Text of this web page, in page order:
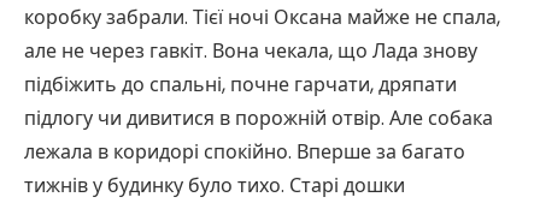
коробку забрали. Тієї ночі Оксана майже не спала,
але не через гавкіт. Вона чекала, що Лада знову
підбіжить до спальні, почне гарчати, дряпати
підлогу чи дивитися в порожній отвір. Але собака
лежала в коридорі спокійно. Вперше за багато
тижнів у будинку було тихо. Старі дошки